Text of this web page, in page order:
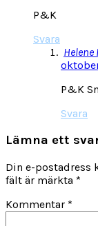
P&K
Svara
Helene
P&K
Svara
Lämna ett
Din e-postadress
fält är märkta *
Kommentar *